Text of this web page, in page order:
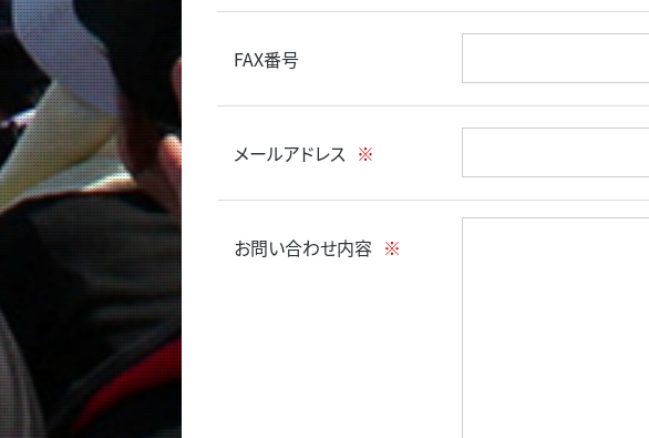
FAX番号
メールアドレス ※
お問い合わせ内容 ※